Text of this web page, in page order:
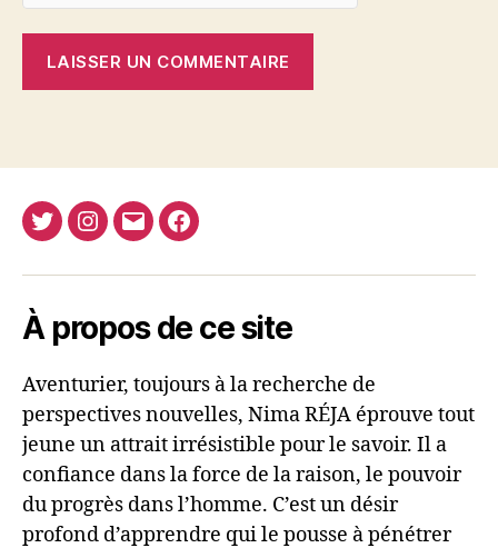
TwitterInstagram
E-
Facebook
À propos de ce site
Aventurier, toujours à la recherche de
perspectives nouvelles, Nima RÉJA éprouve tout
jeune un attrait irrésistible pour le savoir. Il a
confiance dans la force de la raison, le pouvoir
du progrès dans l’homme. C’est un désir
profond d’apprendre qui le pousse à pénétrer